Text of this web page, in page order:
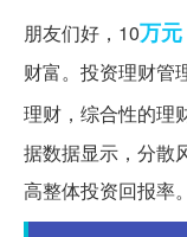
朋友们好，10万元
财富。投资理财管
理财，综合性的理
据数据显示，分散
高整体投资回报率。